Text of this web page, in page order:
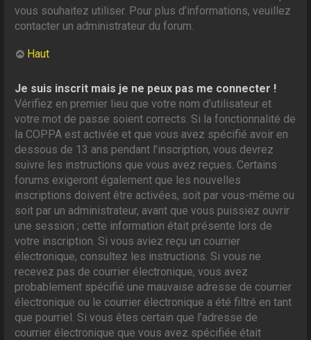
vous souhaitez utiliser. Pour plus d’informations, veuillez
contacter un administrateur du forum.
Haut
Je suis inscrit mais je ne peux pas me connecter !
Vérifiez en premier lieu que votre nom d’utilisateur et
votre mot de passe soient corrects. Si la fonctionnalité de
la COPPA est activée et que vous avez spécifié avoir en
dessous de 13 ans pendant l’inscription, vous devrez
suivre les instructions que vous avez reçues. Certains
forums exigeront également que les nouvelles
inscriptions doivent être activées, soit par vous-même ou
soit par un administrateur, avant que vous puissiez ouvrir
une session ; cette information était présente lors de
votre inscription. Si vous aviez reçu un courrier
électronique, consultez les instructions. Si vous ne
recevez pas de courrier électronique, vous avez
probablement spécifié une mauvaise adresse de courrier
électronique ou le courrier électronique a été filtré en tant
que pourriel. Si vous êtes certain que l’adresse de
courrier électronique que vous avez spécifiée était